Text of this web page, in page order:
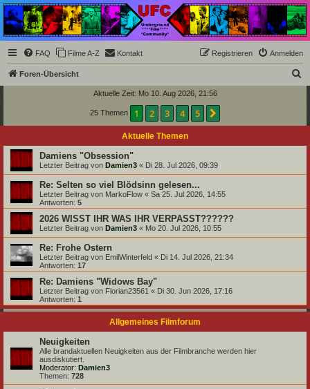
Underground Film
Community
Die Underground Film Community ist ein deutschsprachiges Filmforum und ein Paradies
für Cineasten und Filmsüchtige jenseits des Mainstreams.
FAQ Filme A-Z Kontakt Anmelden
Registrieren
Foren-Übersicht
Aktuelle Zeit: Mo 10. Aug 2026, 21:56
25 Themen 1 2 3 4 5
Aktuelle Themen
Damiens "Obsession"
Letzter Beitrag von Damien3 « Di 28. Jul 2026, 09:39
Re: Selten so viel Blödsinn gelesen...
Letzter Beitrag von MarkoFlow « Sa 25. Jul 2026, 14:55
Antworten: 5
2026 WISST IHR WAS IHR VERPASST??????
Letzter Beitrag von Damien3 « Mo 20. Jul 2026, 10:55
Re: Frohe Ostern
Letzter Beitrag von EmilWinterfeld « Di 14. Jul 2026, 21:34
Antworten: 17
Re: Damiens "Widows Bay"
Letzter Beitrag von Florian23561 « Di 30. Jun 2026, 17:16
Antworten: 1
Allgemeines Filmforum
Neuigkeiten
Alle brandaktuellen Neuigkeiten aus der Filmbranche werden hier
ausdiskutiert.
Moderator: Damien3
Themen: 728